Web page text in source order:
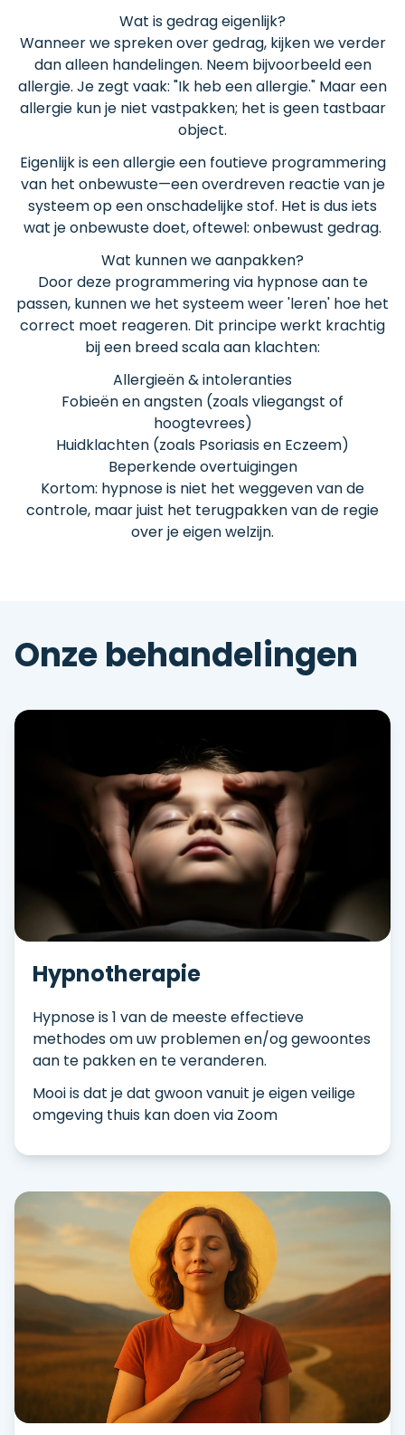
Wat is gedrag eigenlijk?
Wanneer we spreken over gedrag, kijken we verder
dan alleen handelingen. Neem bijvoorbeeld een
allergie. Je zegt vaak: "Ik heb een allergie." Maar een
allergie kun je niet vastpakken; het is geen tastbaar
object.
Eigenlijk is een allergie een foutieve programmering
van het onbewuste—een overdreven reactie van je
systeem op een onschadelijke stof. Het is dus iets
wat je onbewuste doet, oftewel: onbewust gedrag.
Wat kunnen we aanpakken?
Door deze programmering via hypnose aan te
passen, kunnen we het systeem weer 'leren' hoe het
correct moet reageren. Dit principe werkt krachtig
bij een breed scala aan klachten:
Allergieën & intoleranties
Fobieën en angsten (zoals vliegangst of
hoogtevrees)
Huidklachten (zoals Psoriasis en Eczeem)
Beperkende overtuigingen
Kortom: hypnose is niet het weggeven van de
controle, maar juist het terugpakken van de regie
over je eigen welzijn.
Onze behandelingen
Hypnotherapie
Hypnose is 1 van de meeste effectieve
methodes om uw problemen en/og gewoontes
aan te pakken en te veranderen.
Mooi is dat je dat gwoon vanuit je eigen veilige
omgeving thuis kan doen via Zoom